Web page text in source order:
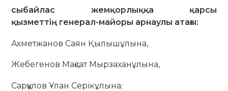
сыбайлас жемқорлыққа қарсы
қызметтің генерал-майоры арнаулы атағы:
Ахметжанов Саян Қылышұлына,
Жебегенов Мақсат Мырзаханұлына,
Сарқұлов Ұлан Серікұлына;